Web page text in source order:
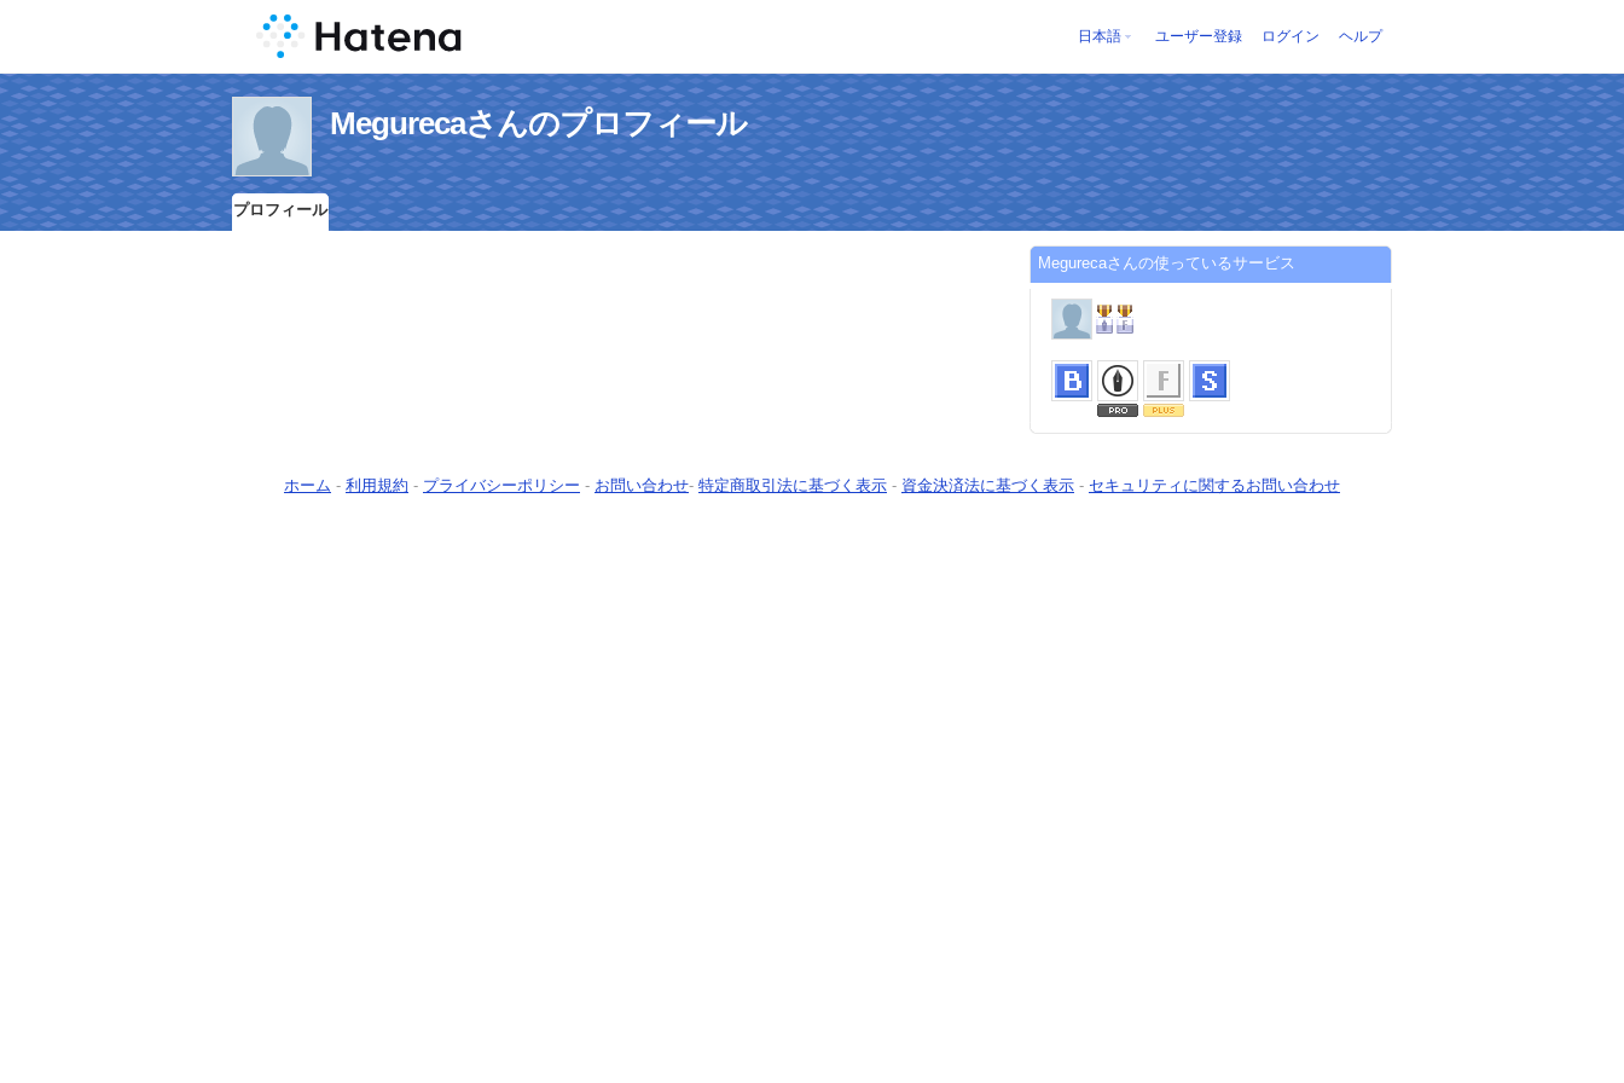
日本語 ユーザー登録 ログイン ヘルプ
Megurecaさんのプロフィール
プロフィール
Megurecaさんの使っているサービス
ホーム - 利用規約 - プライバシーポリシー - お問い合わせ- 特定商取引法に基づく表示 - 資金決済法に基づく表示 - セキュリティに関するお問い合わせ